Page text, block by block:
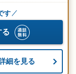
す
る
細を見る